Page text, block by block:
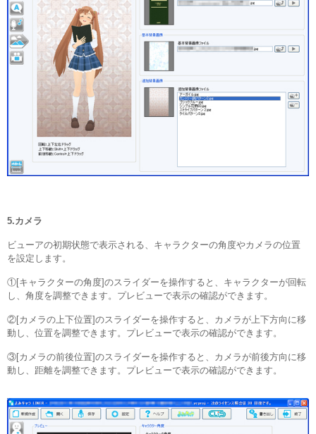
5.カメラ
ビューアの初期状態で表示される、キャラクターの角度やカメラの位置
を設定します。
①[キャラクターの角度]のスライダーを操作すると、キャラクターが回転
し、角度を調整できます。プレビューで表示の確認ができます。
②[カメラの上下位置]のスライダーを操作すると、カメラが上下方向に移
動し、位置を調整できます。プレビューで表示の確認ができます。
③[カメラの前後位置]のスライダーを操作すると、カメラが前後方向に移
動し、距離を調整できます。プレビューで表示の確認ができます。